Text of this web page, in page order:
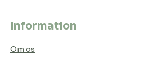
Information
Om os